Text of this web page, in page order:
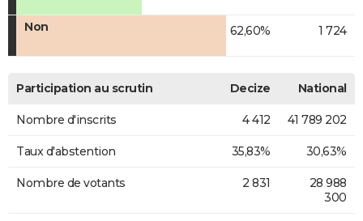
Non 62,60% 1 724
Participation au scrutin Decize National
Nombre d'inscrits 4 412 41 789 202
Taux d'abstention 35,83% 30,63%
Nombre de votants 2 831
28 988
300